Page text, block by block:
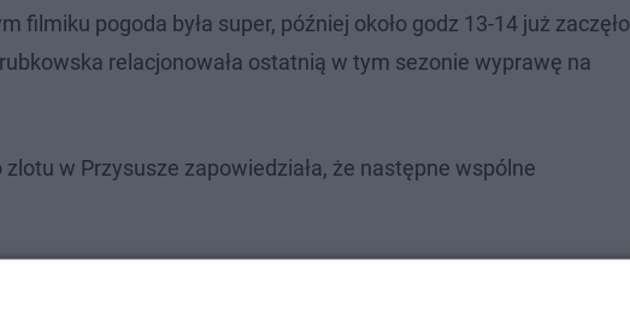
filmiku pogoda była super, później około godz 13-14 już zaczęło
relacjonowała ostatnią w tym sezonie wyprawę na
w Przysusze zapowiedziała, że następne wspólne